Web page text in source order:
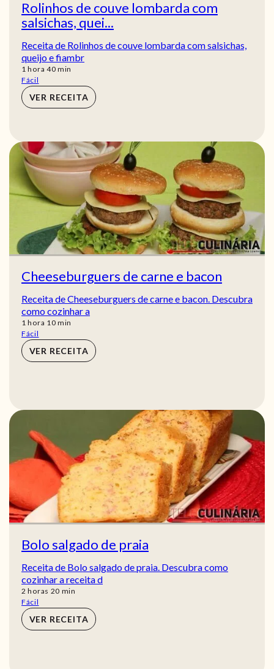
Rolinhos de couve lombarda com
salsichas, quei...
Receita de Rolinhos de couve lombarda com salsichas,
queijo e fiambr
1 hora
hora 40min
min
Fácil
VER RECEITA
Cheeseburguers de carne e bacon
Receita de Cheeseburguers de carne e bacon. Descubra
como cozinhar a
1 hora
hora 10min
min
Fácil
VER RECEITA
Bolo salgado de praia
Receita de Bolo salgado de praia. Descubra como
cozinhar a receita d
2 horas
horas 20 min
min
Fácil
VER RECEITA